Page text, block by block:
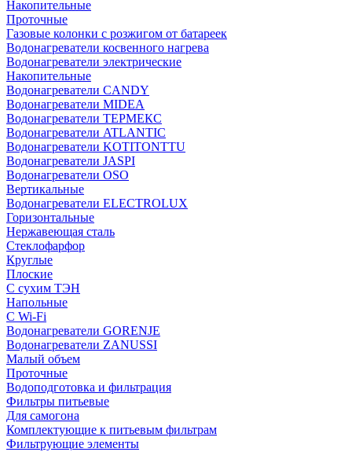
Накопительные
Проточные
Газовые колонки с розжигом от батареек
Водонагреватели косвенного нагрева
Водонагреватели электрические
Накопительные
Водонагреватели CANDY
Водонагреватели MIDEA
Водонагреватели ТЕРМЕКС
Водонагреватели ATLANTIC
Водонагреватели KOTITONTTU
Водонагреватели JASPI
Водонагреватели OSO
Вертикальные
Водонагреватели ELECTROLUX
Горизонтальные
Нержавеющая сталь
Стеклофарфор
Круглые
Плоские
С сухим ТЭН
Напольные
С Wi-Fi
Водонагреватели GORENJE
Водонагреватели ZANUSSI
Малый объем
Проточные
Водоподготовка и фильтрация
Фильтры питьевые
Для самогона
Комплектующие к питьевым фильтрам
Фильтрующие элементы